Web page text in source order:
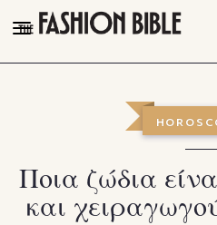
THE FASHION
TALK OF THE TOWN
PLEASURES
Ποια ζώδια
και